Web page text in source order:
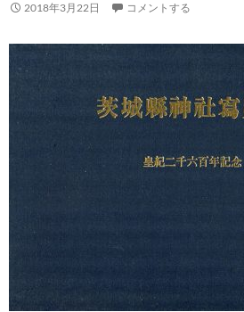
2018年3月22日 コメントする